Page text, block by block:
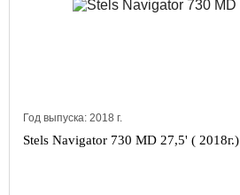
Год выпуска: 2018 г.
Stels Navigator 730 MD 27,5' ( 2018г.)